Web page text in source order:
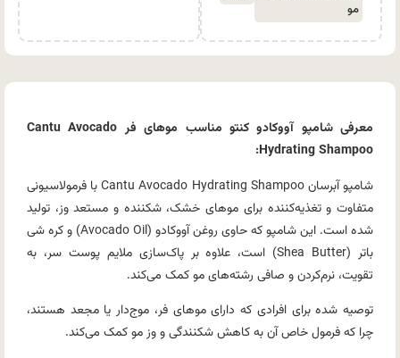
مو
معرفی شامپو آووکادو کنتو مناسب موهای فر Cantu Avocado
Hydrating Shampoo:
شامپو آبرسان Cantu Avocado Hydrating Shampoo با فرمولاسیونی
متفاوت و تغذیه‌کننده برای موهای خشک، شکننده و مستعد وز، تولید
شده است. این شامپو که حاوی روغن آووکادو (Avocado Oil) و کره شی
باتر (Shea Butter) است، علاوه بر پاک‌سازی ملایم پوست سر، به
تقویت، نرم‌کردن و صافی رشته‌های مو کمک می‌کند.
توصیه شده برای افرادی که دارای موهای فر، موج‌دار یا مجعد هستند،
چرا که فرمول خاص آن به کاهش شکنندگی و وز مو کمک می‌کند.